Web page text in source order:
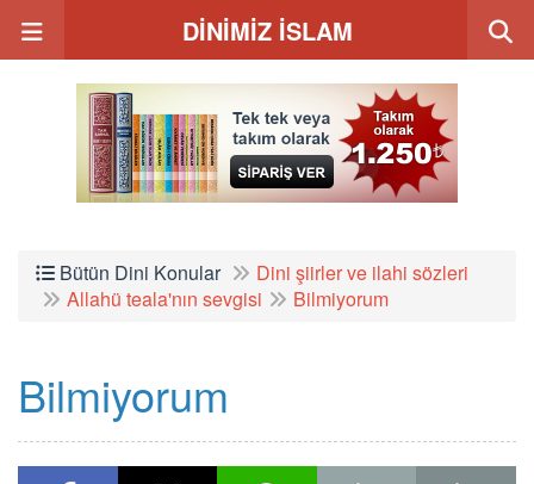
DİNİMİZ İSLAM
Bütün Dini Konular
Dini şiirler ve ilahi sözleri
Allahü teala'nın sevgisi
Bilmiyorum
Bilmiyorum